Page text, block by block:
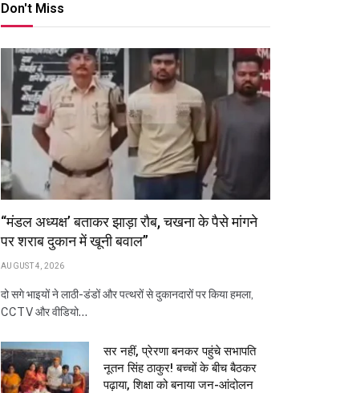
Don't Miss
“मंडल अध्यक्ष’ बताकर झाड़ा रौब, चखना के पैसे मांगने
पर शराब दुकान में खूनी बवाल”
AUGUST 4, 2026
दो सगे भाइयों ने लाठी-डंडों और पत्थरों से दुकानदारों पर किया हमला,
CCTV और वीडियो…
सर नहीं, प्रेरणा बनकर पहुंचे सभापति
नूतन सिंह ठाकुर! बच्चों के बीच बैठकर
पढ़ाया, शिक्षा को बनाया जन-आंदोलन